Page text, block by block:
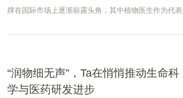
牌在国际市场上逐渐崭露头角，其中植物医生作为代表
“润物细无声”，Ta在悄悄推动生命科
学与医药研发进步